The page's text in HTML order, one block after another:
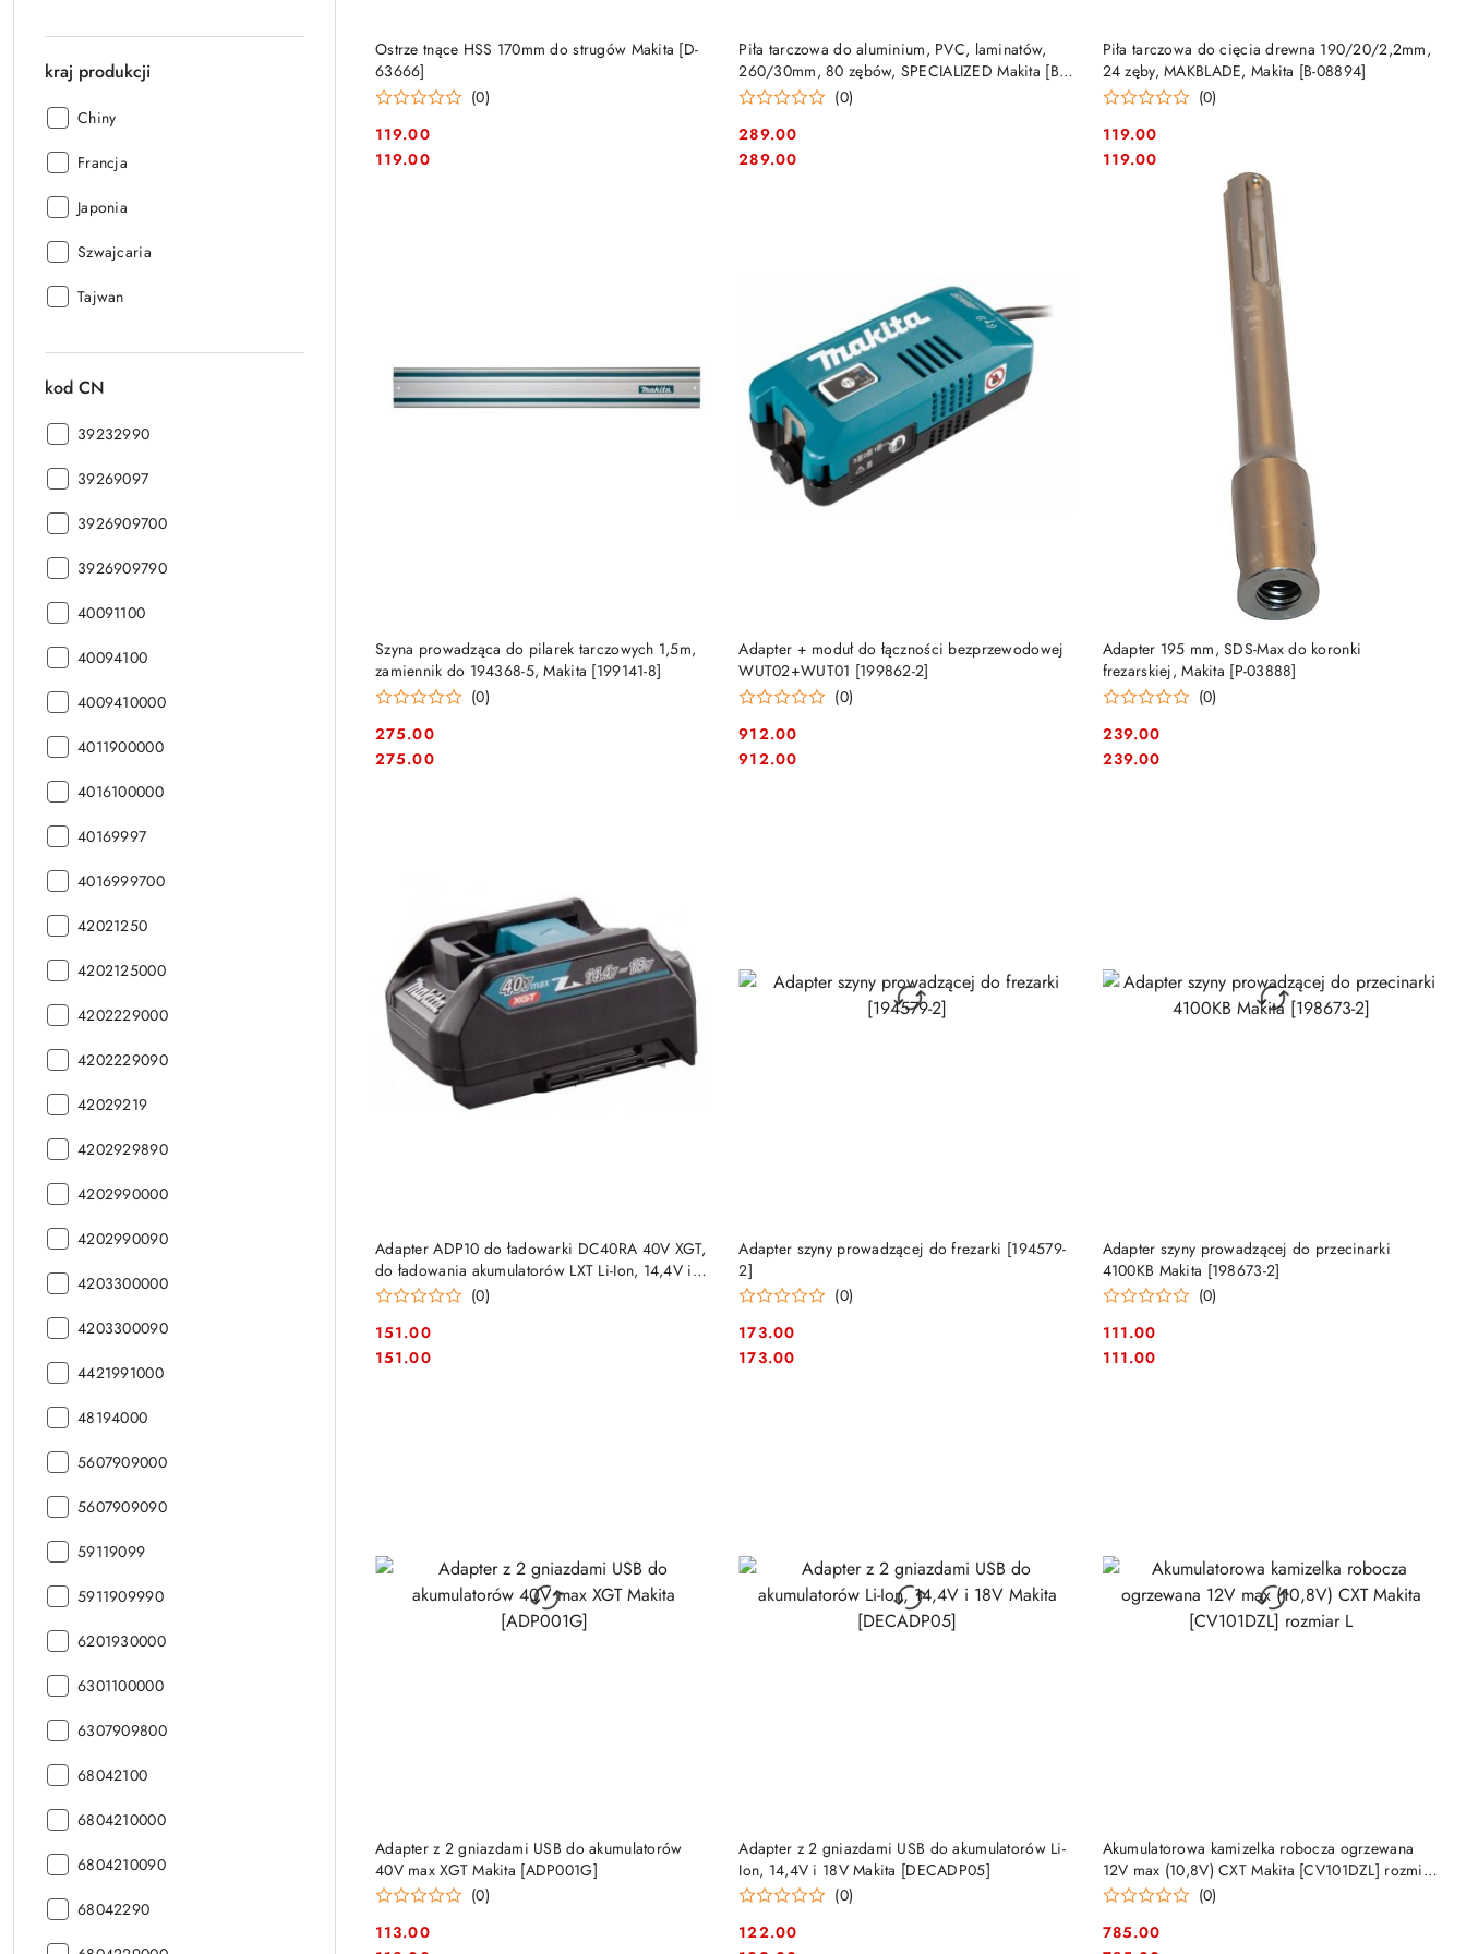
kraj produkcji
kraj
Chiny
kraj
Francja
kraj
Japonia
kraj
Szwajcaria
kraj
Tajwan
kod CN
kod
39232990
kod
39269097
kod
3926909700
kod
3926909790
kod
40091100
kod
40094100
kod
4009410000
kod
4011900000
kod
4016100000
kod
40169997
kod
4016999700
kod
42021250
kod
4202125000
kod
4202229000
kod
4202229090
kod
42029219
kod
4202929890
kod
4202990000
kod
4202990090
kod
4203300000
kod
4203300090
kod
4421991000
kod
48194000
kod
5607909000
kod
5607909090
kod
59119099
kod
5911909990
kod
6201930000
kod
6301100000
kod
6307909800
kod
68042100
kod
6804210000
kod
6804210090
kod
68042290
Ostrze tnące HSS 170mm do strugów Makita [D-
63666]
(0)
Cena:
119.00
Cena:
119.00
DO KOSZYKA
Piła tarczowa do aluminium, PVC, laminatów,
260/30mm, 80 zębów, SPECIALIZED Makita [B-
33320]
(0)
Cena:
289.00
Cena:
289.00
DO KOSZYKA
Piła tarczowa do cięcia drewna 190/20/2,2mm,
24 zęby, MAKBLADE, Makita [B-08894]
(0)
Cena:
119.00
Cena:
119.00
DO KOSZYKA
Szyna prowadząca do pilarek tarczowych 1,5m,
zamiennik do 194368-5, Makita [199141-8]
(0)
Cena:
275.00
Cena:
275.00
DO KOSZYKA
Adapter + moduł do łączności bezprzewodowej
WUT02+WUT01 [199862-2]
(0)
Cena:
912.00
Cena:
912.00
DO KOSZYKA
Adapter 195 mm, SDS-Max do koronki
frezarskiej, Makita [P-03888]
(0)
Cena:
239.00
Cena:
239.00
DO KOSZYKA
Adapter ADP10 do ładowarki DC40RA 40V XGT,
do ładowania akumulatorów LXT Li-Ion, 14,4V i
18V Makita [191C10-7]
(0)
Cena:
151.00
Cena:
151.00
DO KOSZYKA
Adapter szyny prowadzącej do frezarki [194579-
2]
(0)
Cena:
173.00
Cena:
173.00
DO KOSZYKA
Adapter szyny prowadzącej do przecinarki
4100KB Makita [198673-2]
(0)
Cena:
111.00
Cena:
111.00
DO KOSZYKA
Adapter z 2 gniazdami USB do akumulatorów
40V max XGT Makita [ADP001G]
(0)
113.00
DO KOSZYKA
Adapter z 2 gniazdami USB do akumulatorów Li-
Ion, 14,4V i 18V Makita [DECADP05]
(0)
122.00
DO KOSZYKA
Akumulatorowa kamizelka robocza ogrzewana
12V max (10,8V) CXT Makita [CV101DZL] rozmiar
L
(0)
785.00
DO KOSZYKA